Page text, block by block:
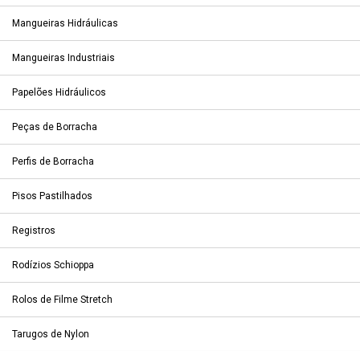
Mangueiras Hidráulicas
Mangueiras Industriais
Papelões Hidráulicos
Peças de Borracha
Perfis de Borracha
Pisos Pastilhados
Registros
Rodízios Schioppa
Rolos de Filme Stretch
Tarugos de Nylon